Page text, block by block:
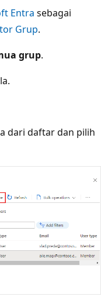
Entra sebagai
Grup.
grup.
dari daftar dan pilih